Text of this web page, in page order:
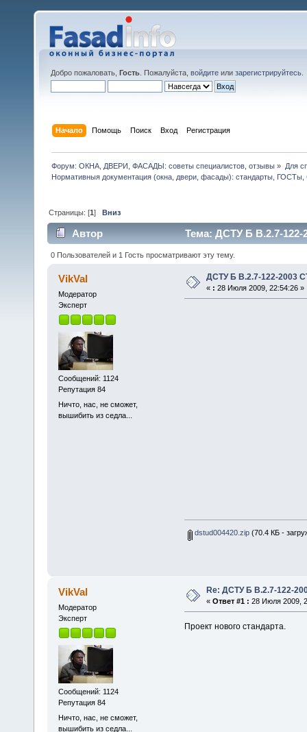
Добро пожаловать, Гость . Пожалуйста, войдите или зарегистрируйтесь
Начало Помощь Поиск Вход Регистрация
Форум: ОКНА, ДВЕРИ, ФАСАДЫ: советы специалистов, отзывы » Для
Нормативныя документация (окна, двери, фасады): стандарты,
Страницы: [1]Вниз
Автор Тема: ДСТУ Б В.2.7-
0 Пользователей и 1 Гость просматривают эту тему.
VikVal
Модератор
Эксперт
Сообщений: 1124
Репутация 84
Ничто, нас, не сможет,
вышибить из седла...
ДСТУ Б В.2.7-122-2003
« : 28 Июля 2009, 22:54:26 »
dstud004420.zip(70.4 КБ -
VikVal
Модератор
Эксперт
Сообщений: 1124
Репутация 84
Ничто, нас, не сможет,
вышибить из седла...
Re: ДСТУ Б В.2.7-122-
« Ответ #1 : 28 Июля 2009,
Проект нового стандарта.